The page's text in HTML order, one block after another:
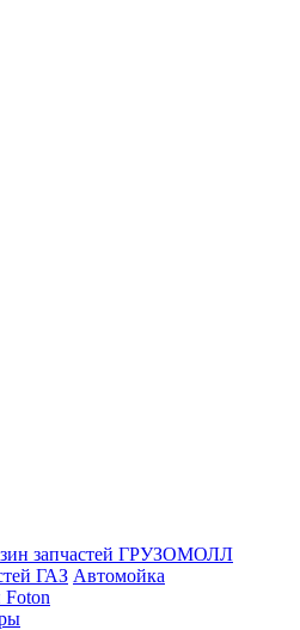
запчастей ГРУЗОМОЛЛ
ГАЗ Автомойка
Foton